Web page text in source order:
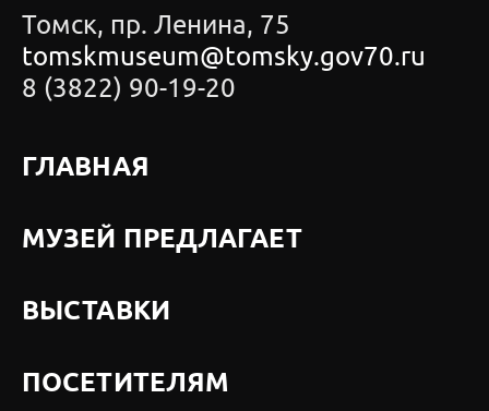
Томск, пр. Ленина, 75
tomskmuseum@tomsky.gov70.ru
8 (3822) 90-19-20
ГЛАВНАЯ
МУЗЕЙ ПРЕДЛАГАЕТ
ВЫСТАВКИ
ПОСЕТИТЕЛЯМ